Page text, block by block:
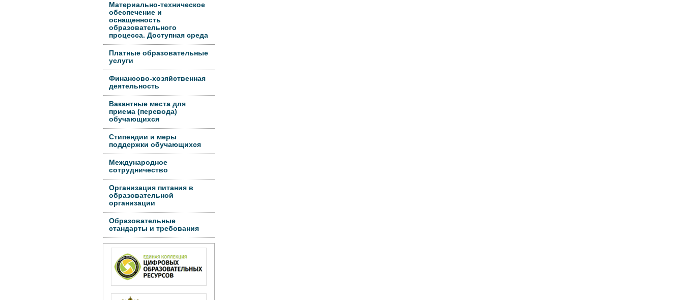
Материально-техническое
обеспечение и
оснащенность
образовательного
процесса. Доступная среда
Платные образовательные
услуги
Финансово-хозяйственная
деятельность
Вакантные места для
приема (перевода)
обучающихся
Стипендии и меры
поддержки обучающихся
Международное
сотрудничество
Организация питания в
образовательной
организации
Образовательные
стандарты и требования